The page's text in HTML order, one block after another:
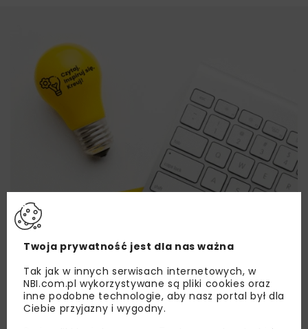
Lubisz wiedzieć więcej?
Twoja prywatność jest dla nas ważna
Tak jak w innych serwisach internetowych, w
NBI.com.pl wykorzystywane są pliki cookies oraz
inne podobne technologie, aby nasz portal był dla
Ciebie przyjazny i wygodny.